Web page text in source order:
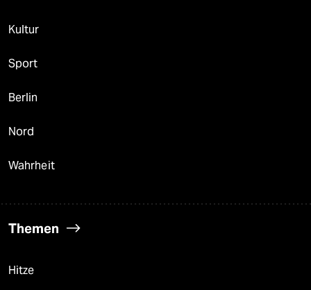
Kultur
Sport
Berlin
Nord
Wahrheit
Themen
Hitze